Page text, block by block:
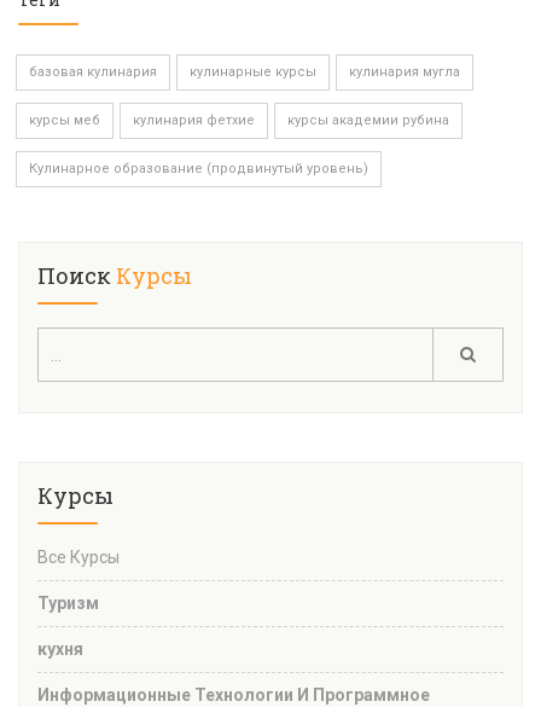
базовая кулинария кулинарные курсы кулинария мугла
курсы меб кулинария фетхие курсы академии рубина
Кулинарное образование (продвинутый уровень)
Поиск Курсы
Курсы
Все Курсы
Туризм
кухня
Информационные Технологии И Программное